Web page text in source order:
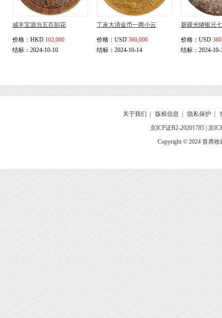
咸丰宝源当五百刻花
价格： HKD 102,000
结标：2024-10-10
丁未大清金币一两小云
价格： USD 360,000
结标：2024-10-14
新疆光绪银元
价格： USD
结标：2024-10-
关于我们 版权信息 隐私保护
京ICP证B2-20201785 京
Copyright © 2024 首席收